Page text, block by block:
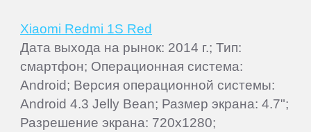
Xiaomi Redmi 1S Red
Дата выхода на рынок: 2014 г.; Тип:
смартфон; Операционная система:
Android; Версия операционной системы:
Android 4.3 Jelly Bean; Размер экрана: 4.7";
Разрешение экрана: 720x1280;